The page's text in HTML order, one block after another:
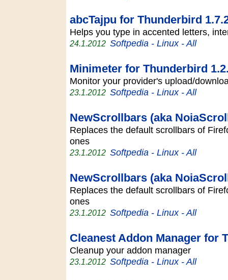
abcTajpu for Thunderbird
Helps you type in accented letters,
24.1.2012 Softpedia - Linux - All
Minimeter for Thunderbird
Monitor your provider's upload/
23.1.2012 Softpedia - Linux - All
NewScrollbars (aka
Replaces the default scrollbars of
ones
23.1.2012 Softpedia - Linux - All
NewScrollbars (aka
Replaces the default scrollbars of
ones
23.1.2012 Softpedia - Linux - All
Cleanest Addon Manager for
Cleanup your addon manager
23.1.2012 Softpedia - Linux - All